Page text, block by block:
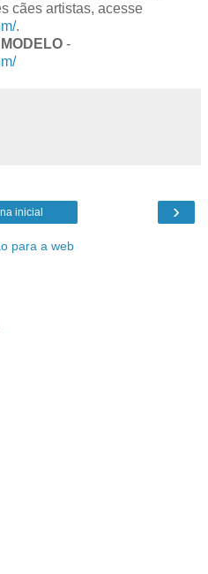
cães artistas, acesse
.
-
›
inicial
para a web